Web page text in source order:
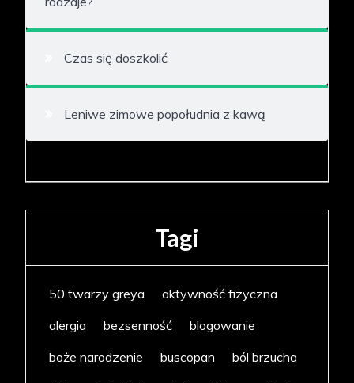
Czas się doszkolić
Leniwe zimowe popołudnia z kawą
Tagi
50 twarzy greya
aktywność fizyczna
alergia
bezsenność
blogowanie
boże narodzenie
buscopan
ból brzucha